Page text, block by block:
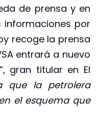
de prensa y en
informaciones por
recoge la prensa
entrará a nuevo
gran titular en El
que la petrolera
el esquema que